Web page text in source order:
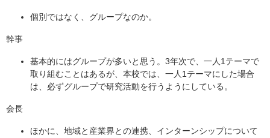
個別ではなく、グループなのか。
幹事
基本的にはグループが多いと思う。3年次で、一人1テーマで
取り組むことはあるが、本校では、一人1テーマにした場合
は、必ずグループで研究活動を行うようにしている。
会長
ほかに、地域と産業界との連携、インターンシップについて